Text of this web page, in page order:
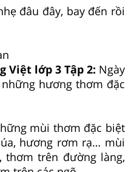
đâu đây, bay đến rồi
Việt lớp 3 Tập 2: Ngày
hương thơm đặc
mùi thơm đặc biệt
hương rơm rạ… mùi
trên đường làng,